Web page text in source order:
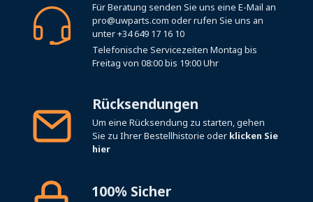
Für Beratung senden Sie uns eine E-Mail an
pro@uwparts.com oder rufen Sie uns an
unter+34 649 17 16 10
Telefonische Servicezeiten Montag bis
Freitag von 08:00 bis 19:00 Uhr
Rücksendungen
Um eine Rücksendung zu starten, gehen
Sie zu Ihrer Bestellhistorie oder klicken Sie
hier
100% Sicher